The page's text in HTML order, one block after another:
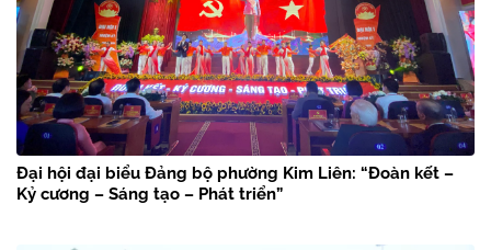
Đại hội đại biểu Đảng bộ phường Kim Liên: “Đoàn kết –
Kỷ cương – Sáng tạo – Phát triển”